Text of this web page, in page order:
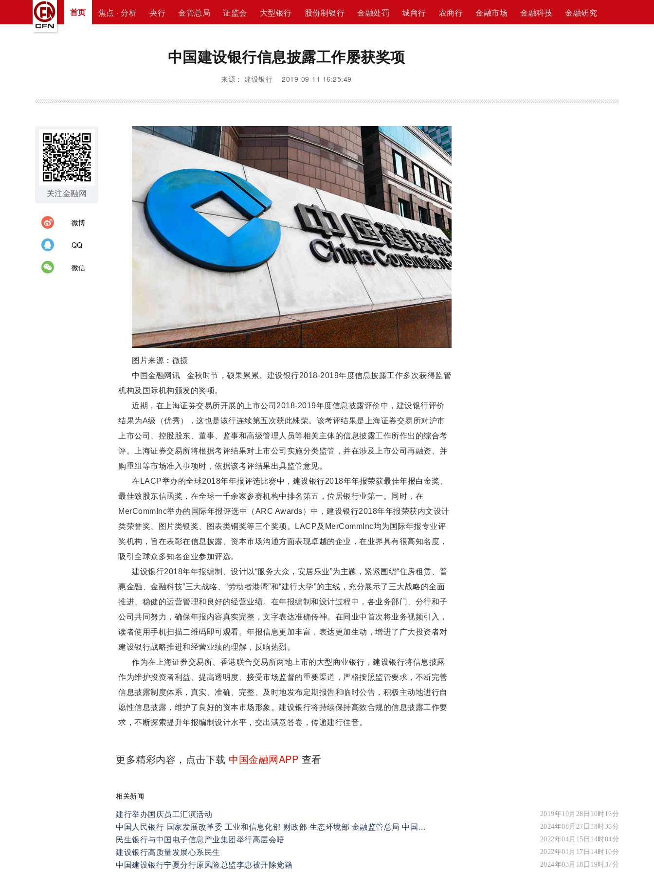
首页 焦点 · 分析 央行 金管总局 证监会 大型银行 股份制银行 金融处罚 城商行 农商行 金融市场 金融科技 金融研究
中国建设银行信息披露工作屡获奖项
来源： 建设银行 2019-09-11 16:25:49
关注金融网
微博
QQ
微信
图片来源：微摄
中国金融网讯 金秋时节，硕果累累。建设银行2018-2019年度信息披露工作多次获得监管
机构及国际机构颁发的奖项。
近期，在上海证券交易所开展的上市公司2018-2019年度信息披露评价中，建设银行评价
结果为A级（优秀），这也是该行连续第五次获此殊荣。该考评结果是上海证券交易所对沪市
上市公司、控股股东、董事、监事和高级管理人员等相关主体的信息披露工作所作出的综合考
评。上海证券交易所将根据考评结果对上市公司实施分类监管，并在涉及上市公司再融资、并
购重组等市场准入事项时，依据该考评结果出具监管意见。
在LACP举办的全球2018年年报评选比赛中，建设银行2018年年报荣获最佳年报白金奖、
最佳致股东信函奖，在全球一千余家参赛机构中排名第五，位居银行业第一。同时，在
MerCommInc举办的国际年报评选中（ARC Awards）中，建设银行2018年年报荣获内文设计
类荣誉奖、图片类银奖、图表类铜奖等三个奖项。LACP及MerCommInc均为国际年报专业评
奖机构，旨在表彰在信息披露、资本市场沟通方面表现卓越的企业，在业界具有很高知名度，
吸引全球众多知名企业参加评选。
建设银行2018年年报编制、设计以“服务大众，安居乐业”为主题，紧紧围绕“住房租赁、普
惠金融、金融科技”三大战略、“劳动者港湾”和“建行大学”的主线，充分展示了三大战略的全面
推进、稳健的运营管理和良好的经营业绩。在年报编制和设计过程中，各业务部门、分行和子
公司共同努力，确保年报内容真实完整，文字表达准确传神。在同业中首次将业务视频引入，
读者使用手机扫描二维码即可观看。年报信息更加丰富，表达更加生动，增进了广大投资者对
建设银行战略推进和经营业绩的理解，反响热烈。
作为在上海证券交易所、香港联合交易所两地上市的大型商业银行，建设银行将信息披露
作为维护投资者利益、提高透明度、接受市场监督的重要渠道，严格按照监管要求，不断完善
信息披露制度体系，真实、准确、完整、及时地发布定期报告和临时公告，积极主动地进行自
愿性信息披露，维护了良好的资本市场形象。建设银行将持续保持高效合规的信息披露工作要
求，不断探索提升年报编制设计水平，交出满意答卷，传递建行佳音。
更多精彩内容，点击下载 中国金融网APP 查看
相关新闻
建行举办国庆员工汇演活动 2019年10月28日10时16分
中国人民银行 国家发展改革委 工业和信息化部 财政部 生态环境部 金融监管总局 中国证监会 国家外汇局 联合发布《关于进一步做好金融支持长江经济带绿色低碳高质量发展的指导意见》 2024年08月27日18时36分
民生银行与中国电子信息产业集团举行高层会晤 2022年04月15日14时04分
建设银行高质量发展心系民生 2022年01月17日14时10分
中国建设银行宁夏分行原风险总监李惠被开除党籍 2024年03月18日19时37分